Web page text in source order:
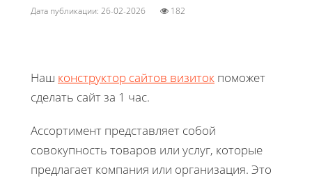
Дата публикации: 26-02-2026 182
Наш конструктор сайтов визиток поможет
сделать сайт за 1 час.
Ассортимент представляет собой
совокупность товаров или услуг, которые
предлагает компания или организация. Это